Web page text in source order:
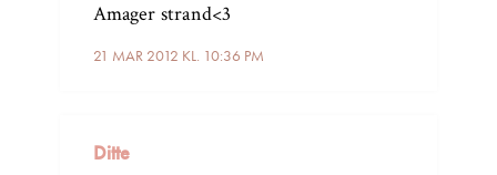
21 MAR 2012 KL. 10:36 PM
Amager strand<3
Ditte